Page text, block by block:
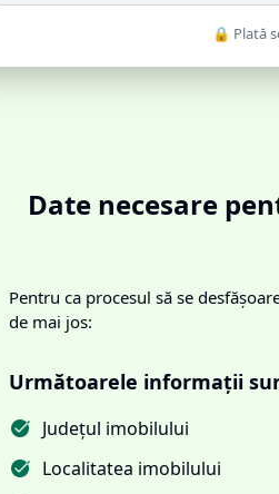
🔒 Plată
Date necesare
Pentru ca procesul să se
de mai jos:
Următoarele informații
Județul imobilului
Localitatea imobilului